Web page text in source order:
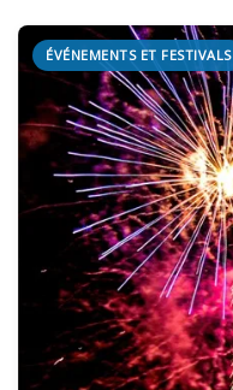
ÉVÉNEMENTS ET FESTIVALS